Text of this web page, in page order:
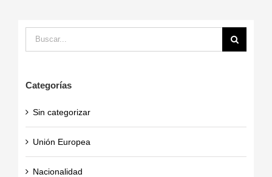
Buscar:
Categorías
Sin categorizar
Unión Europea
Nacionalidad